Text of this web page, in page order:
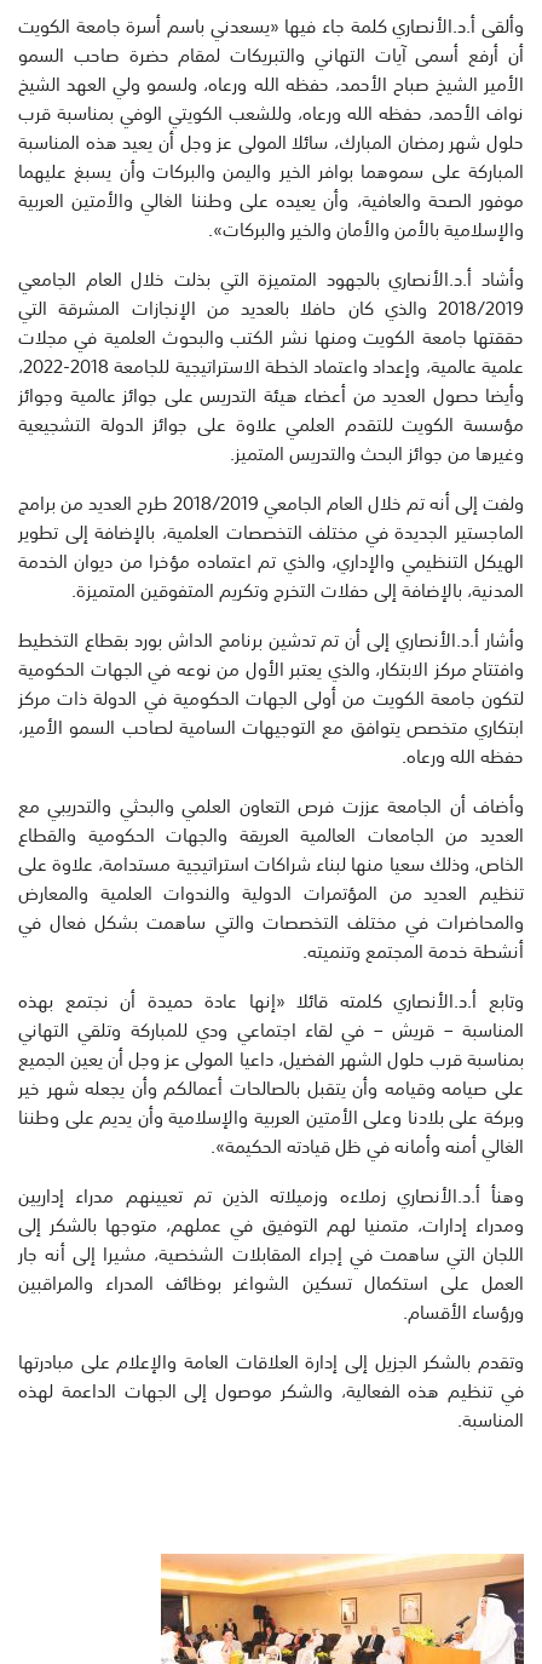
وألقى أ.د.الأنصاري كلمة جاء فيها «يسعدني باسم أسرة جامعة الكويت
أن أرفع أسمى آيات التهاني والتبريكات لمقام حضرة صاحب السمو
الأمير الشيخ صباح الأحمد، حفظه الله ورعاه، ولسمو ولي العهد الشيخ
نواف الأحمد، حفظه الله ورعاه، وللشعب الكويتي الوفي بمناسبة قرب
حلول شهر رمضان المبارك، سائلا المولى عز وجل أن يعيد هذه المناسبة
المباركة على سموهما بوافر الخير واليمن والبركات وأن يسبغ عليهما
موفور الصحة والعافية، وأن يعيده على وطننا الغالي والأمتين العربية
والإسلامية بالأمن والأمان والخير والبركات».
وأشاد أ.د.الأنصاري بالجهود المتميزة التي بذلت خلال العام الجامعي
2018/2019 والذي كان حافلا بالعديد من الإنجازات المشرقة التي
حققتها جامعة الكويت ومنها نشر الكتب والبحوث العلمية في مجلات
علمية عالمية، وإعداد واعتماد الخطة الاستراتيجية للجامعة 2018-2022،
وأيضا حصول العديد من أعضاء هيئة التدريس على جوائز عالمية وجوائز
مؤسسة الكويت للتقدم العلمي علاوة على جوائز الدولة التشجيعية
وغيرها من جوائز البحث والتدريس المتميز.
ولفت إلى أنه تم خلال العام الجامعي 2018/2019 طرح العديد من برامج
الماجستير الجديدة في مختلف التخصصات العلمية، بالإضافة إلى تطوير
الهيكل التنظيمي والإداري، والذي تم اعتماده مؤخرا من ديوان الخدمة
المدنية، بالإضافة إلى حفلات التخرج وتكريم المتفوقين المتميزة.
وأشار أ.د.الأنصاري إلى أن تم تدشين برنامج الداش بورد بقطاع التخطيط
وافتتاح مركز الابتكار، والذي يعتبر الأول من نوعه في الجهات الحكومية
لتكون جامعة الكويت من أولى الجهات الحكومية في الدولة ذات مركز
ابتكاري متخصص يتوافق مع التوجيهات السامية لصاحب السمو الأمير،
حفظه الله ورعاه.
وأضاف أن الجامعة عززت فرص التعاون العلمي والبحثي والتدريبي مع
العديد من الجامعات العالمية العريقة والجهات الحكومية والقطاع
الخاص، وذلك سعيا منها لبناء شراكات استراتيجية مستدامة، علاوة على
تنظيم العديد من المؤتمرات الدولية والندوات العلمية والمعارض
والمحاضرات في مختلف التخصصات والتي ساهمت بشكل فعال في
أنشطة خدمة المجتمع وتنميته.
وتابع أ.د.الأنصاري كلمته قائلا «إنها عادة حميدة أن نجتمع بهذه
المناسبة – قريش – في لقاء اجتماعي ودي للمباركة وتلقي التهاني
بمناسبة قرب حلول الشهر الفضيل، داعيا المولى عز وجل أن يعين الجميع
على صيامه وقيامه وأن يتقبل بالصالحات أعمالكم وأن يجعله شهر خير
وبركة على بلادنا وعلى الأمتين العربية والإسلامية وأن يديم على وطننا
الغالي أمنه وأمانه في ظل قيادته الحكيمة».
وهنأ أ.د.الأنصاري زملاءه وزميلاته الذين تم تعيينهم مدراء إداريين
ومدراء إدارات، متمنيا لهم التوفيق في عملهم، متوجها بالشكر إلى
اللجان التي ساهمت في إجراء المقابلات الشخصية، مشيرا إلى أنه جار
العمل على استكمال تسكين الشواغر بوظائف المدراء والمراقبين
ورؤساء الأقسام.
وتقدم بالشكر الجزيل إلى إدارة العلاقات العامة والإعلام على مبادرتها
في تنظيم هذه الفعالية، والشكر موصول إلى الجهات الداعمة لهذه
المناسبة.